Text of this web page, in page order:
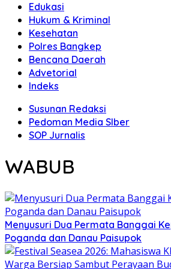
Edukasi
Hukum & Kriminal
Kesehatan
Polres Bangkep
Bencana Daerah
Advetorial
Indeks
Susunan Redaksi
Pedoman Media SIber
SOP Jurnalis
WABUB
Menyusuri Dua Permata Banggai
Poganda dan Danau Paisupok